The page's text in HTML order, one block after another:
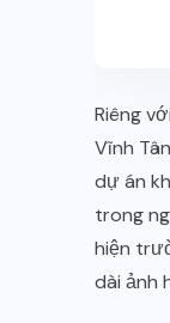
Riêng
Vĩnh
dự án
trong
hiện
dài ảnh